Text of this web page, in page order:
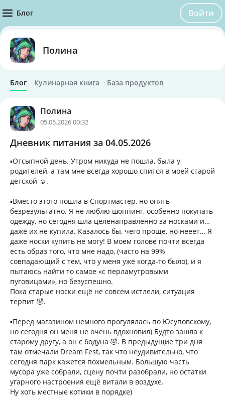
Блог Войти
Полина
Блог Кулинарная книга База продуктов
Полина
05.05.2026 00:32
Дневник питания за 04.05.2026
▪️Отсыпной день. Утром никуда не пошла, была у
родителей, а там мне всегда хорошо спится в моей старой
детской ☺️.
▪️Вместо этого пошла в Спортмастер, но опять
безрезультатно. Я не люблю шоппинг, особенно покупать
одежду, но сегодня шла целенаправленно за носками и…
даже их не купила. Казалось бы, чего проще, но нееет… Я
даже носки купить не могу! В моем голове почти всегда
есть образ того, что мне надо, (часто на 99%
совпадающий с тем, что у меня уже когда-то было), и я
пытаюсь найти то самое «с перламутровыми
пуговицами», но безуспешно.
Пока старые носки ещё не совсем истлели, ситуация
терпит 🤣.
▪️Перед магазином немного прогулялась по Юсуповскому,
но сегодня он меня не очень вдохновил) Будто зашла к
старому другу, а он с бодуна 🤣. В предыдущие три дня
там отмечали Dream Fest, так что неудивительно, что
сегодня парк кажется похмельным. Большую часть
мусора уже собрали, сцену почти разобрали, но остатки
угарного настроения ещё витали в воздухе.
Ну хоть местные котики в порядке)